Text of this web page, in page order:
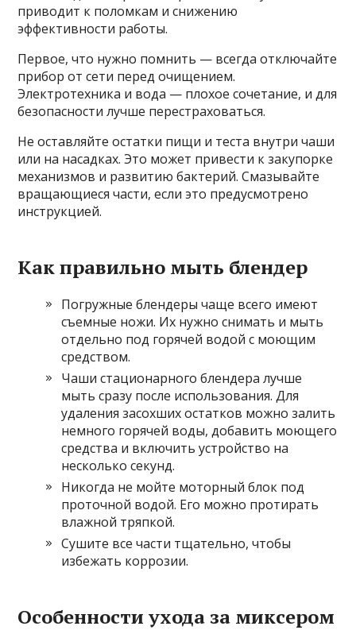
приводит к поломкам и снижению
эффективности работы.
Первое, что нужно помнить — всегда отключайте
прибор от сети перед очищением.
Электротехника и вода — плохое сочетание, и для
безопасности лучше перестраховаться.
Не оставляйте остатки пищи и теста внутри чаши
или на насадках. Это может привести к закупорке
механизмов и развитию бактерий. Смазывайте
вращающиеся части, если это предусмотрено
инструкцией.
Как правильно мыть блендер
Погружные блендеры чаще всего имеют
съемные ножи. Их нужно снимать и мыть
отдельно под горячей водой с моющим
средством.
Чаши стационарного блендера лучше
мыть сразу после использования. Для
удаления засохших остатков можно залить
немного горячей воды, добавить моющего
средства и включить устройство на
несколько секунд.
Никогда не мойте моторный блок под
проточной водой. Его можно протирать
влажной тряпкой.
Сушите все части тщательно, чтобы
избежать коррозии.
Особенности ухода за миксером